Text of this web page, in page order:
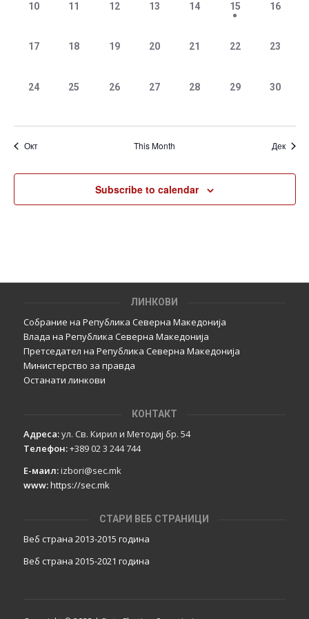
0
10
0
11
0
12
0
13
0
14
1
event,
15
0
16
0
17
0
18
0
19
0
20
0
21
0
22
0
23
0
24
0
25
0
26
0
27
0
28
0
29
0
30
Окт This Month Дек
Subscribe to calendar
ЛИНКОВИ
Собрание на Република Северна Македонија
Влада на Република Северна Македонија
Претседател на Република Северна Македонија
Министерство за правда
Останати линкови
КОНТАКТ
Адреса:ул. Св. Кирил и Методиј бр. 54
Телефон:+389 02 3 244 744
Е-маил:izbori@sec.mk
www:https://sec.mk
СТАРИ ВЕБ СТРАНИЦИ
Веб страна 2013-2015 година
Веб страна 2015-2021 година